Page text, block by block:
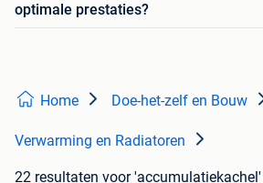
optimale prestaties?
Home Doe-het-zelf en Bouw
Verwarming en Radiatoren
22 resultaten voor 'accumulatiekachel'